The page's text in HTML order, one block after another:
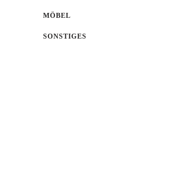
MÖBEL
SONSTIGES